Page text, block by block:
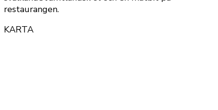
restaurangen.
KARTA